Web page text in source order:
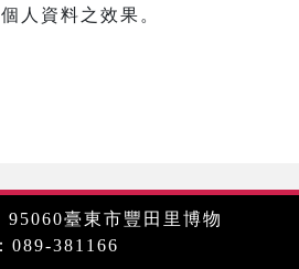
人資料之效果。
95060臺東市豐田里博物
089-381166